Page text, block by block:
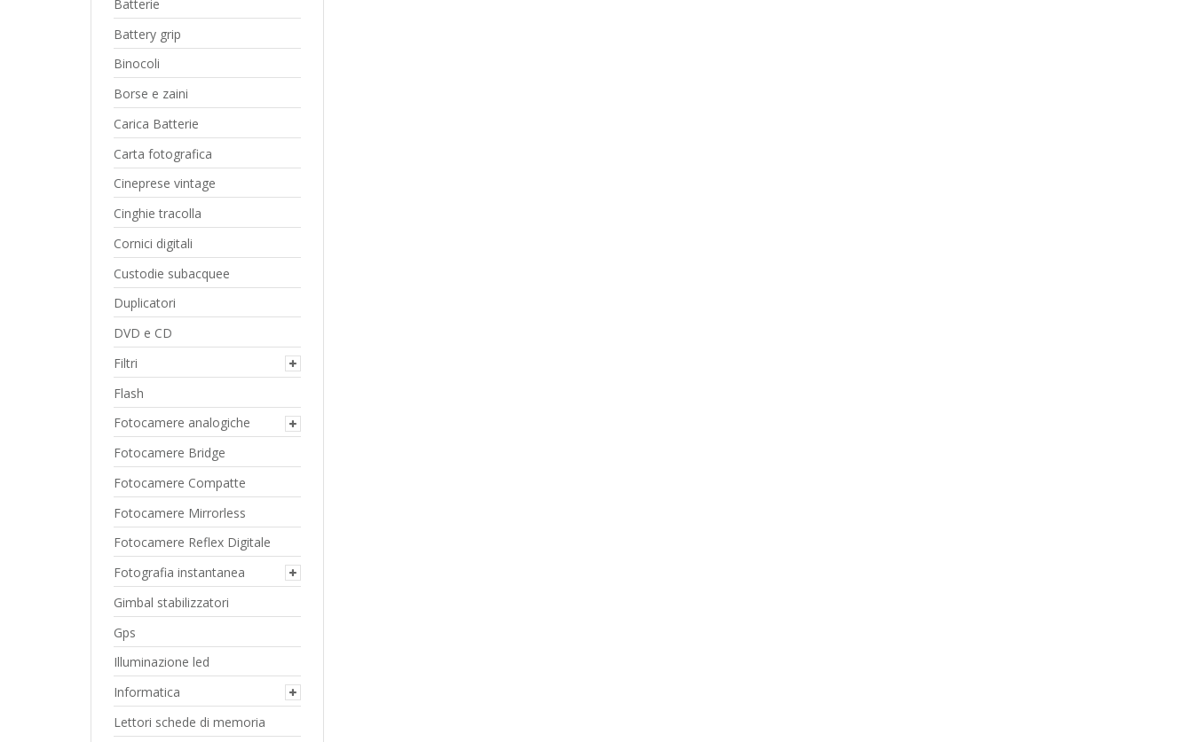
Batterie
Battery grip
Binocoli
Borse e zaini
Carica Batterie
Carta fotografica
Cineprese vintage
Cinghie tracolla
Cornici digitali
Custodie subacquee
Duplicatori
DVD e CD
Filtri
Flash
Fotocamere analogiche
Fotocamere Bridge
Fotocamere Compatte
Fotocamere Mirrorless
Fotocamere Reflex Digitale
Fotografia instantanea
Gimbal stabilizzatori
Gps
Illuminazione led
Informatica
Lettori schede di memoria